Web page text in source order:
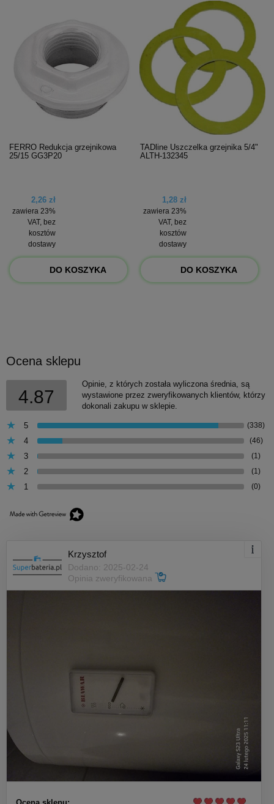
FERRO Redukcja grzejnikowa
25/15 GG3P20
2,26 zł
zawiera 23%
VAT, bez
kosztów
dostawy
DO KOSZYKA
TADline Uszczelka grzejnika 5/4"
ALTH-132345
1,28 zł
zawiera 23%
VAT, bez
kosztów
dostawy
DO KOSZYKA
Ocena sklepu
4.87
Opinie, z których została wyliczona średnia, są
wystawione przez zweryfikowanych klientów, którzy
dokonali zakupu w sklepie.
5 (338)
4 (46)
3 (1)
2 (1)
1 (0)
Krzysztof
Dodano: 2025-02-24
Opinia zweryfikowana